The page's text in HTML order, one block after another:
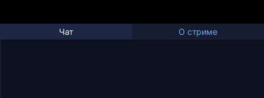
Чат О стриме